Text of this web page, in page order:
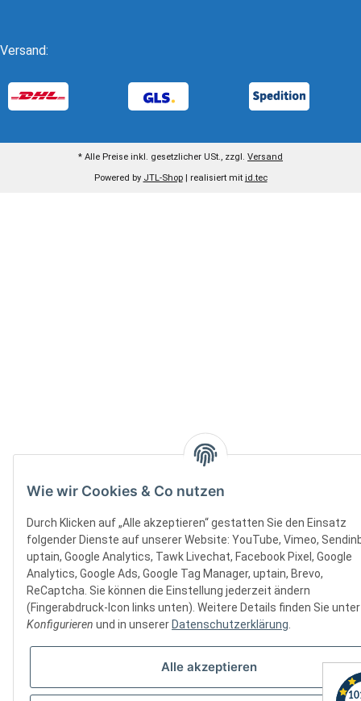
Versand:
* Alle Preise inkl. gesetzlicher USt., zzgl. Versand
Powered by JTL-Shop | realisiert mit jd.tec
Wie wir Cookies & Co nutzen
Durch Klicken auf „Alle akzeptieren“ gestatten Sie den Einsatz
folgender Dienste auf unserer Website: YouTube, Vimeo,
uptain, Google Analytics, Tawk Livechat, Facebook Pixel, Google
Analytics, Google Ads, Google Tag Manager, uptain, Brevo,
ReCaptcha. Sie können die Einstellung jederzeit ändern
(Fingerabdruck-Icon links unten). Weitere Details finden Sie unter
Konfigurieren und in unserer Datenschutzerklärung.
Alle akzeptieren